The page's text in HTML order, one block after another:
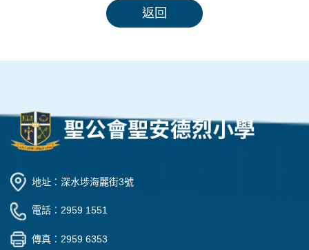
返回
地址︰深水埗海麗街3號
電話︰2959 1551
傳真︰2959 6353